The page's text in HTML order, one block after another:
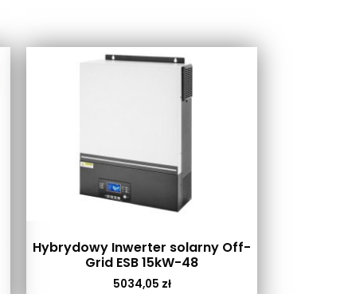
Hybrydowy Inwerter solarny Off-
Grid ESB 15kW-48
5034,05 zł